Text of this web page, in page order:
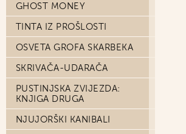
GHOST MONEY
TINTA IZ PROŠLOSTI
OSVETA GROFA SKARBEKA
SKRIVAČA-UDARAČA
PUSTINJSKA ZVIJEZDA:
KNJIGA DRUGA
NJUJORŠKI KANIBALI